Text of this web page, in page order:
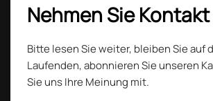
Nehmen Sie
Bitte lesen Sie weiter, bleiben Sie auf
Laufenden, abonnieren Sie unseren
Sie uns Ihre Meinung mit.